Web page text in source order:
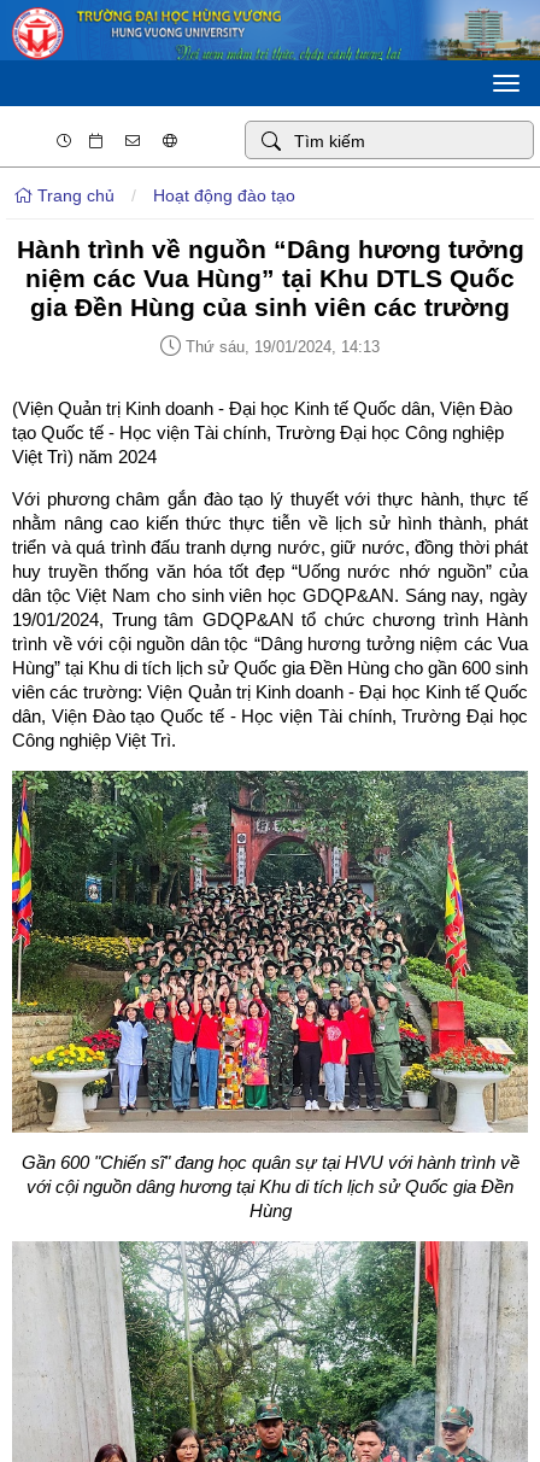
Trang chủ / Hoạt động đào tạo
Hành trình về nguồn “Dâng hương tưởng
niệm các Vua Hùng” tại Khu DTLS Quốc
gia Đền Hùng của sinh viên các trường
Thứ sáu, 19/01/2024, 14:13
(Viện Quản trị Kinh doanh - Đại học Kinh tế Quốc dân, Viện Đào
tạo Quốc tế - Học viện Tài chính, Trường Đại học Công nghiệp
Việt Trì) năm 2024
Với phương châm gắn đào tạo lý thuyết với thực hành, thực tế
nhằm nâng cao kiến thức thực tiễn về lịch sử hình thành, phát
triển và quá trình đấu tranh dựng nước, giữ nước, đồng thời phát
huy truyền thống văn hóa tốt đẹp “Uống nước nhớ nguồn” của
dân tộc Việt Nam cho sinh viên học GDQP&AN. Sáng nay, ngày
19/01/2024, Trung tâm GDQP&AN tổ chức chương trình Hành
trình về với cội nguồn dân tộc “Dâng hương tưởng niệm các Vua
Hùng” tại Khu di tích lịch sử Quốc gia Đền Hùng cho gần 600 sinh
viên các trường: Viện Quản trị Kinh doanh - Đại học Kinh tế Quốc
dân, Viện Đào tạo Quốc tế - Học viện Tài chính, Trường Đại học
Công nghiệp Việt Trì.
Gần 600 "Chiến sĩ" đang học quân sự tại HVU với hành trình về
với cội nguồn dâng hương tại Khu di tích lịch sử Quốc gia Đền
Hùng